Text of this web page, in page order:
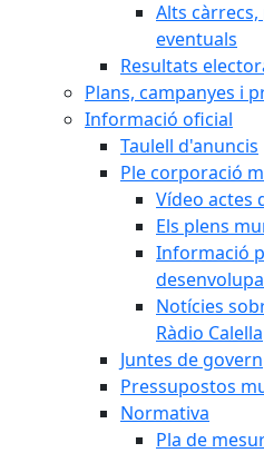
Alts
eventuals
Resultats
Plans, campanyes i
Informació oficial
Taulell d'anuncis
Ple corporació
Vídeo actes
Els plens
Informació
Notícies
Ràdio Calella
Juntes de govern
Pressupostos
Normativa
Pla de